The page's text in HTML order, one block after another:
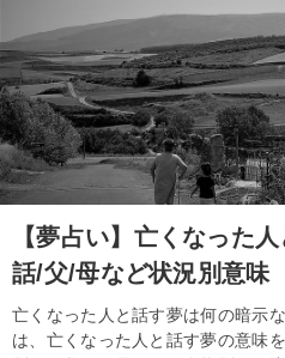
【夢占い】亡くなった
話/父/母など状況別意味
亡くなった人と話す夢は何の暗示
は、亡くなった人と話す夢の意味